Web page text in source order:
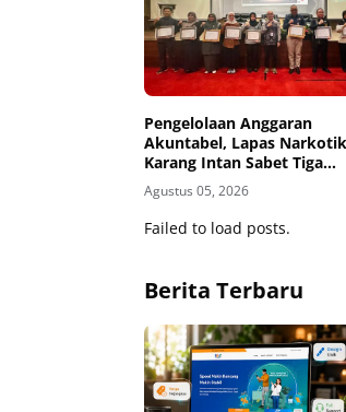
Pengelolaan Anggaran
Akuntabel, Lapas
Karang Intan Sabet Tiga
Penghargaan KPPN
Agustus 05, 2026
Failed to load posts.
Berita Terbaru